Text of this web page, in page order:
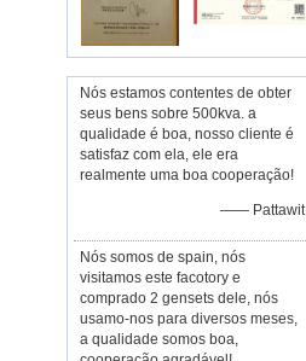
Nós estamos contentes de obter
seus bens sobre 500kva. a
qualidade é boa, nosso cliente é
satisfaz com ela, ele era
realmente uma boa cooperação!
—— Pattawit
Nós somos de spain, nós
visitamos este facotory e
comprado 2 gensets dele, nós
usamo-nos para diversos meses,
a qualidade somos boa,